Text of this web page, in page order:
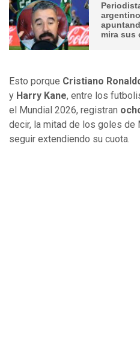
mira sus
Esto porque Cristiano
y Harry Kane, entre los
el Mundial 2026, registran
decir, la mitad de los goles de
seguir extendiendo su cuota.